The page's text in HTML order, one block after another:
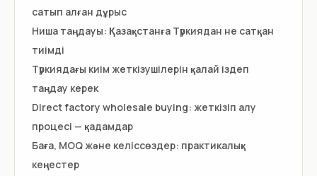
сатып алған дұрыс
Ниша таңдауы: Қазақстанға Түркиядан не сатқан
тиімді
Түркиядағы киім жеткізушілерін қалай іздеп
таңдау керек
Direct factory wholesale buying: жеткізіп алу
процесі — қадамдар
Баға, MOQ және келіссөздер: практикалық
кеңестер